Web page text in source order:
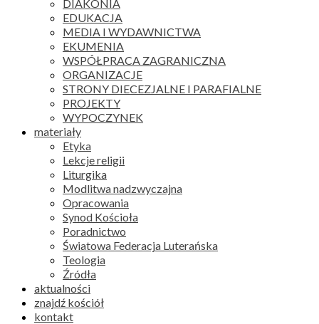
DIAKONIA
EDUKACJA
MEDIA I WYDAWNICTWA
EKUMENIA
WSPÓŁPRACA ZAGRANICZNA
ORGANIZACJE
STRONY DIECEZJALNE I PARAFIALNE
PROJEKTY
WYPOCZYNEK
materiały
Etyka
Lekcje religii
Liturgika
Modlitwa nadzwyczajna
Opracowania
Synod Kościoła
Poradnictwo
Światowa Federacja Luterańska
Teologia
Źródła
aktualności
znajdź kościół
kontakt